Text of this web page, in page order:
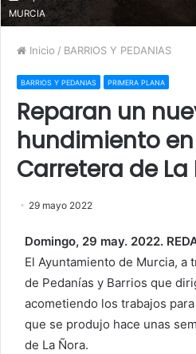
MURCIA
Inicio / BARRIOS Y PEDANIAS
BARRIOS Y PEDANIAS PRIMERA PLANA
Reparan un
hundimiento
Carretera de La
29 mayo 2022
Domingo, 29 may. 2022.
El Ayuntamiento de Murcia, a
de Pedanías y Barrios que
acometiendo los trabajos
que se produjo hace unas
de La Ñora.